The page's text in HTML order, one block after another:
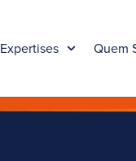
Expertises Quem